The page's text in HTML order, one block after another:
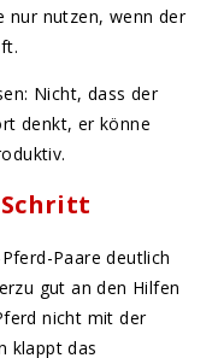
nur nutzen, wenn der
Nicht, dass der
denkt, er könne
Paare deutlich
gut an den Hilfen
nicht mit der
klappt das